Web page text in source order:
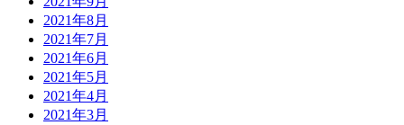
2021年8月
2021年7月
2021年6月
2021年5月
2021年4月
2021年3月